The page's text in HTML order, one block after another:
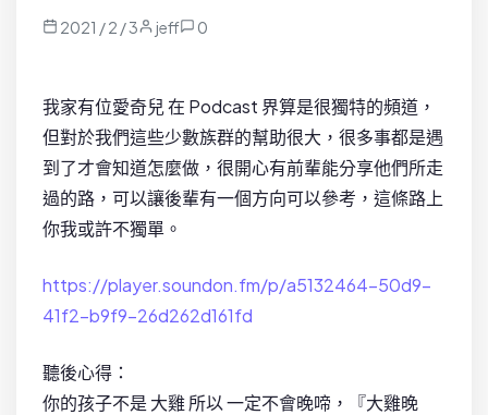
2021 / 2 / 3 jeff 0
我家有位愛奇兒 在 Podcast 界算是很獨特的頻道，
但對於我們這些少數族群的幫助很大，很多事都是遇
到了才會知道怎麼做，很開心有前輩能分享他們所走
過的路，可以讓後輩有一個方向可以參考，這條路上
你我或許不獨單。
https://player.soundon.fm/p/a5132464-50d9-
41f2-b9f9-26d262d161fd
聽後心得：
你的孩子不是 大雞 所以 一定不會晚啼，『大雞晚